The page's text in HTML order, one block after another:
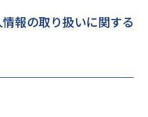
報の取り扱いに関する